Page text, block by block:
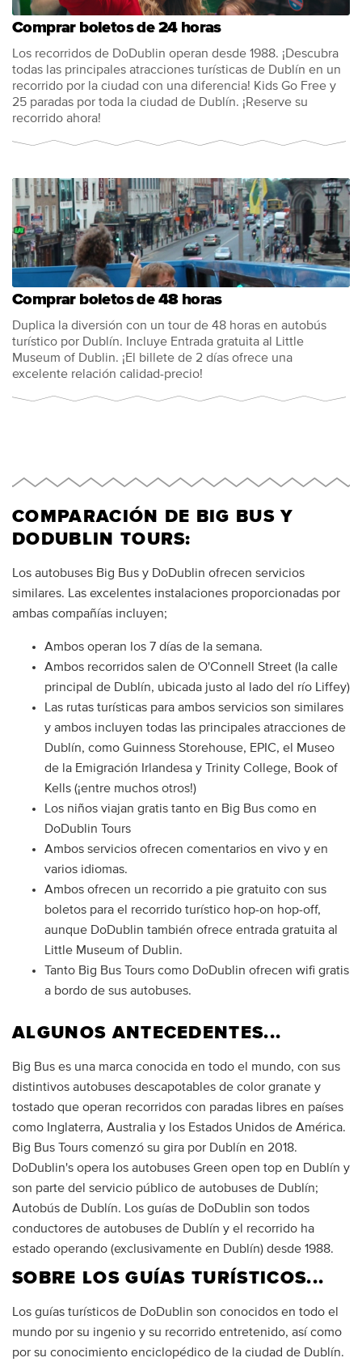
Comprar boletos de 24 horas
Los recorridos de DoDublin operan desde 1988. ¡Descubra
todas las principales atracciones turísticas de Dublín en un
recorrido por la ciudad con una diferencia! Kids Go Free y
25 paradas por toda la ciudad de Dublín. ¡Reserve su
recorrido ahora!
Comprar boletos de 48 horas
Duplica la diversión con un tour de 48 horas en autobús
turístico por Dublín. Incluye Entrada gratuita al Little
Museum of Dublin. ¡El billete de 2 días ofrece una
excelente relación calidad-precio!
COMPARACIÓN DE BIG BUS Y
DODUBLIN TOURS:
Los autobuses Big Bus y DoDublin ofrecen servicios
similares. Las excelentes instalaciones proporcionadas por
ambas compañías incluyen;
Ambos operan los 7 días de la semana.
Ambos recorridos salen de O'Connell Street (la calle
principal de Dublín, ubicada justo al lado del río Liffey)
Las rutas turísticas para ambos servicios son similares
y ambos incluyen todas las principales atracciones de
Dublín, como Guinness Storehouse, EPIC, el Museo
de la Emigración Irlandesa y Trinity College, Book of
Kells (¡entre muchos otros!)
Los niños viajan gratis tanto en Big Bus como en
DoDublin Tours
Ambos servicios ofrecen comentarios en vivo y en
varios idiomas.
Ambos ofrecen un recorrido a pie gratuito con sus
boletos para el recorrido turístico hop-on hop-off,
aunque DoDublin también ofrece entrada gratuita al
Little Museum of Dublin.
Tanto Big Bus Tours como DoDublin ofrecen wifi gratis
a bordo de sus autobuses.
ALGUNOS ANTECEDENTES...
Big Bus es una marca conocida en todo el mundo, con sus
distintivos autobuses descapotables de color granate y
tostado que operan recorridos con paradas libres en países
como Inglaterra, Australia y los Estados Unidos de América.
Big Bus Tours comenzó su gira por Dublín en 2018.
DoDublin's opera los autobuses Green open top en Dublín y
son parte del servicio público de autobuses de Dublín;
Autobús de Dublín. Los guías de DoDublin son todos
conductores de autobuses de Dublín y el recorrido ha
estado operando (exclusivamente en Dublín) desde 1988.
SOBRE LOS GUÍAS TURÍSTICOS...
Los guías turísticos de DoDublin son conocidos en todo el
mundo por su ingenio y su recorrido entretenido, así como
por su conocimiento enciclopédico de la ciudad de Dublín.